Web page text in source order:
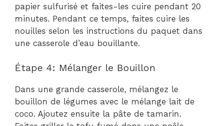
papier sulfurisé et faites-les cuire pendant 20
minutes. Pendant ce temps, faites cuire les
nouilles selon les instructions du paquet dans
une casserole d’eau bouillante.
Étape 4: Mélanger le Bouillon
Dans une grande casserole, mélangez le
bouillon de légumes avec le mélange lait de
coco. Ajoutez ensuite la pâte de tamarin.